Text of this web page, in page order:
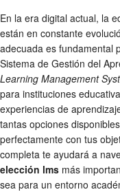
En la era digital actual, la
están en constante
adecuada es fundamental
Sistema de Gestión del
Learning Management
para instituciones
experiencias de
tantas opciones
perfectamente con tus
completa te ayudará a
elección lms más
sea para un entorno